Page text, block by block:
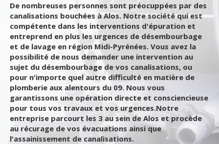
De nombreuses personnes sont préocuppées par des
canalisations bouchées à Alos. Notre société qui est
compétente dans les interventions d'épuration et
entreprend en plus les urgences de désembourbage
et de lavage en région Midi-Pyrénées. Vous avez la
possibilité de nous demander une intervention au
sujet du désembourbage de vos canalisations, ou
pour n'importe quel autre difficulté en matière de
plomberie aux alentours du 09. Nous vous
garantissons une opération directe et consciencieuse
pour tous vos travaux et vos urgences.Notre
entreprise parcourt les 3 au sein de Alos et procède
au récurage de vos évacuations ainsi que
l'assainissement de canalisations.